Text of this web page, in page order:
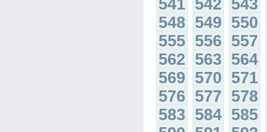
541 542 543
548 549 550
555 556 557
562 563 564
569 570 571
576 577 578
583 584 585